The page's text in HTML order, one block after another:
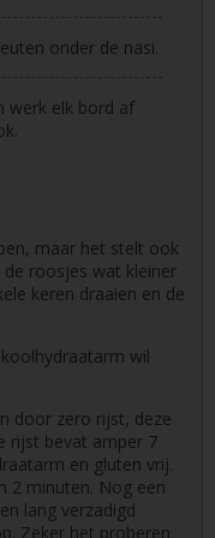
onder de nasi.
werk elk bord af
maar het stelt ook
roosjes wat kleiner
keren draaien en de
wil
door zero rijst, deze
rijst bevat amper 7
en gluten vrij.
2 minuten. Nog een
lang verzadigd
Zeker het proberen